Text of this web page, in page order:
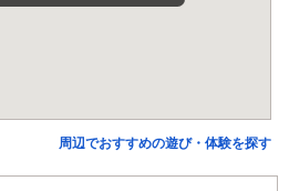
周辺でおすすめの遊び・体験を探す